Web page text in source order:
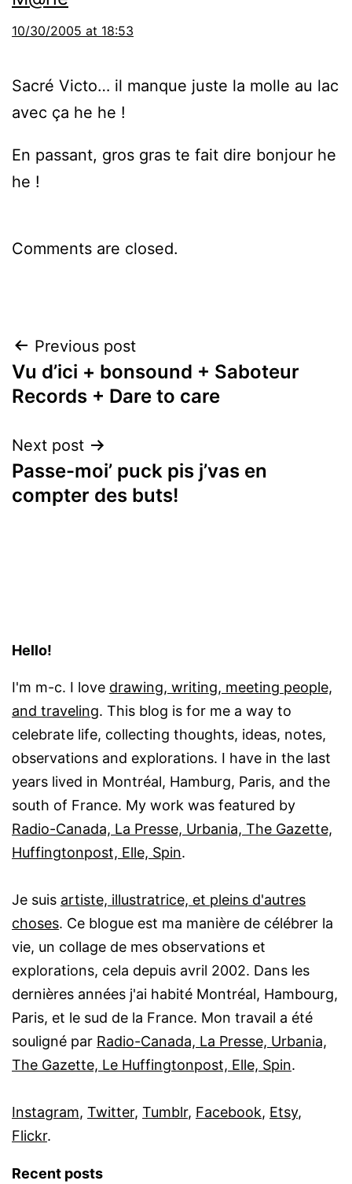
10/30/2005 at 18:53
Sacré Victo… il manque juste la molle au lac
avec ça he he !
En passant, gros gras te fait dire bonjour he
he !
Comments are closed.
Post
navigation
Previous post
Vu d’ici + bonsound + Saboteur
Records + Dare to care
Next post
Passe-moi’ puck pis j’vas en
compter des buts!
Hello!
I'm m-c. I love drawing, writing, meeting people,
and traveling. This blog is for me a way to
celebrate life, collecting thoughts, ideas, notes,
observations and explorations. I have in the last
years lived in Montréal, Hamburg, Paris, and the
south of France. My work was featured by
Radio-Canada, La Presse, Urbania, The Gazette,
Huffingtonpost, Elle, Spin.
Je suis artiste, illustratrice, et pleins d'autres
choses. Ce blogue est ma manière de célébrer la
vie, un collage de mes observations et
explorations, cela depuis avril 2002. Dans les
dernières années j'ai habité Montréal, Hambourg,
Paris, et le sud de la France. Mon travail a été
souligné par Radio-Canada, La Presse, Urbania,
The Gazette, Le Huffingtonpost, Elle, Spin.
Instagram, Twitter, Tumblr, Facebook, Etsy,
Flickr.
Recent posts